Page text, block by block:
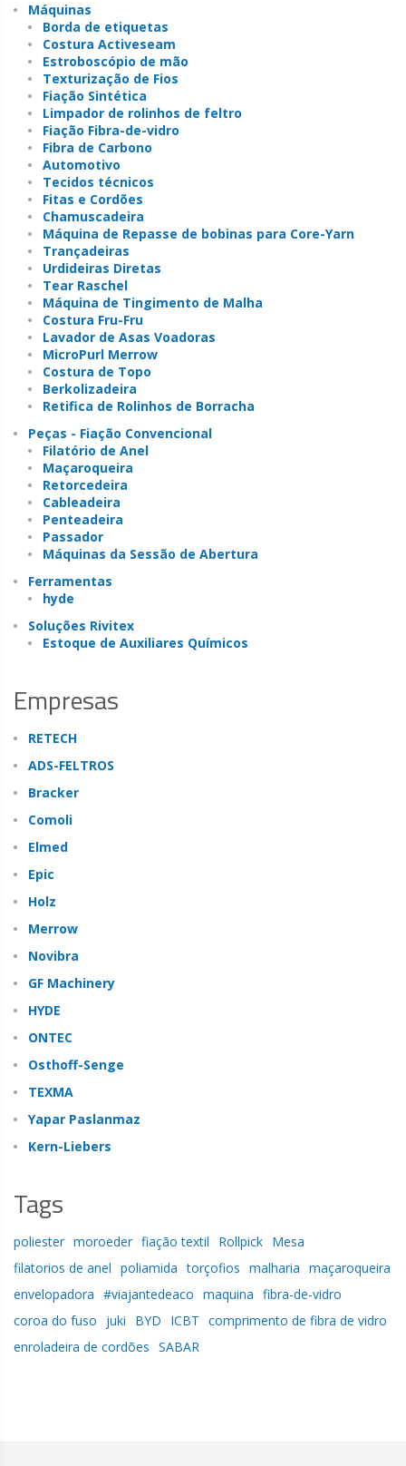
Máquinas
Borda de etiquetas
Costura Activeseam
Estroboscópio de mão
Texturização de Fios
Fiação Sintética
Limpador de rolinhos de feltro
Fiação Fibra-de-vidro
Fibra de Carbono
Automotivo
Tecidos técnicos
Fitas e Cordões
Chamuscadeira
Máquina de Repasse de bobinas para Core-Yarn
Trançadeiras
Urdideiras Diretas
Tear Raschel
Máquina de Tingimento de Malha
Costura Fru-Fru
Lavador de Asas Voadoras
MicroPurl Merrow
Costura de Topo
Berkolizadeira
Retifica de Rolinhos de Borracha
Peças - Fiação Convencional
Filatório de Anel
Maçaroqueira
Retorcedeira
Cableadeira
Penteadeira
Passador
Máquinas da Sessão de Abertura
Ferramentas
hyde
Soluções Rivitex
Estoque de Auxiliares Químicos
Empresas
RETECH
ADS-FELTROS
Bracker
Comoli
Elmed
Epic
Holz
Merrow
Novibra
GF Machinery
HYDE
ONTEC
Osthoff-Senge
TEXMA
Yapar Paslanmaz
Kern-Liebers
Tags
poliester moroeder fiação textil Rollpick Mesa
filatorios de anel poliamida torçofios malharia maçaroqueira
envelopadora #viajantedeaco maquina fibra-de-vidro
coroa do fuso
juki BYD ICBT comprimento de fibra de vidro
enroladeira de cordões SABAR